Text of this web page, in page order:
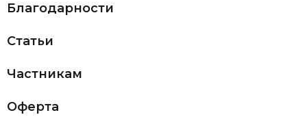
Благодарности
Статьи
Частникам
Оферта